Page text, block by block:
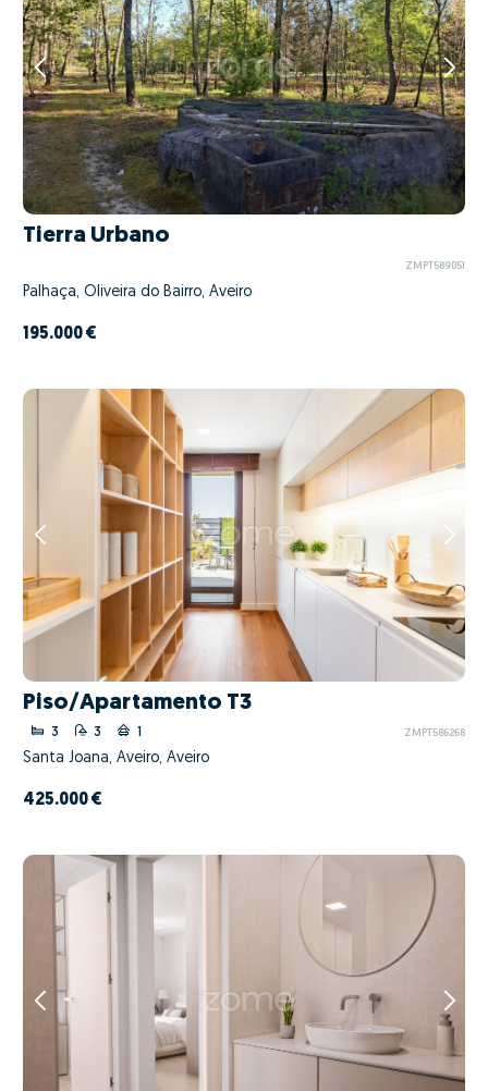
Tierra Urbano
ZMPT589051
Palhaça, Oliveira do Bairro, Aveiro
195.000 €
Piso/Apartamento T3
3 3 1 ZMPT586268
Santa Joana, Aveiro, Aveiro
425.000 €